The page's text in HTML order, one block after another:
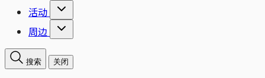
活动
周边
搜索 关闭